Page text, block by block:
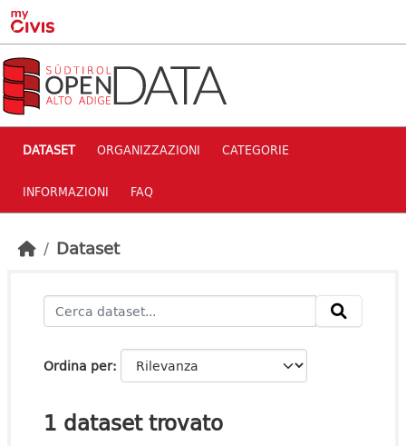
Skip to main content
DATASET ORGANIZZAZIONI CATEGORIE
INFORMAZIONI FAQ
Dataset
Ordina per
1 dataset trovato